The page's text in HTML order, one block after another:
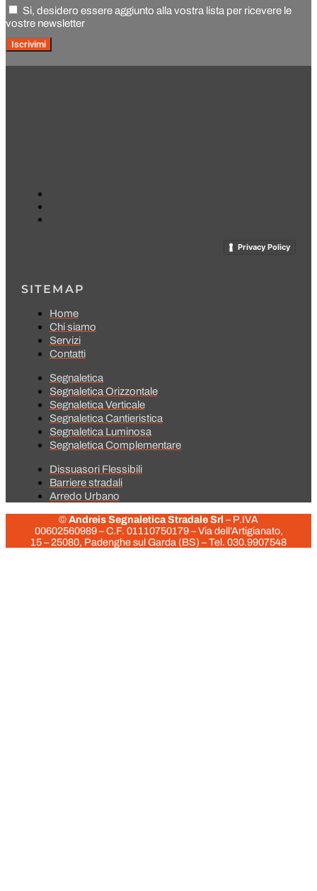
Si, desidero essere aggiunto alla vostra lista per ricevere le
vostre newsletter
Iscrivimi
Privacy Policy
SITEMAP
Home
Chi siamo
Servizi
Contatti
Segnaletica
Segnaletica Orizzontale
Segnaletica Verticale
Segnaletica Cantieristica
Segnaletica Luminosa
Segnaletica Complementare
Dissuasori Flessibili
Barriere stradali
Arredo Urbano
©Andreis Segnaletica Stradale Srl – P.IVA
00602560989 – C.F. 01110750179– Via dell’Artigianato,
15 – 25080, Padenghe sul Garda (BS) – Tel. 030.9907548